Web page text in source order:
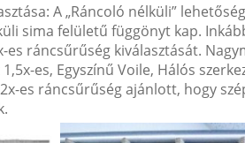
A „Ráncoló nélküli” lehetőség
sima felületű függönyt kap.
es ráncsűrűség kiválasztását.
es, Egyszínű Voile, Hálós
es ráncsűrűség ajánlott, hogy